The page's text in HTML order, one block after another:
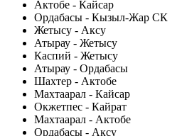
Актобе - Кайсар
Ордабасы - Кызыл-Жар СК
Жетысу - Аксу
Атырау - Жетысу
Каспий - Жетысу
Атырау - Ордабасы
Шахтер - Актобе
Махтаарал - Кайсар
Окжетпес - Кайрат
Махтаарал - Актобе
Ордабасы - Аксу